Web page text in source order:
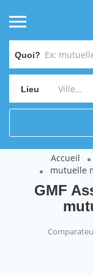
Quoi?
Lieu
Accueil
mutuelle
GMF